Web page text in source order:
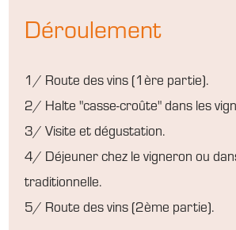
Déroulement
1/ Route des vins (1ère partie).
2/ Halte "casse-croûte" dans les
3/ Visite et dégustation.
4/ Déjeuner chez le vigneron ou
traditionnelle.
5/ Route des vins (2ème partie).